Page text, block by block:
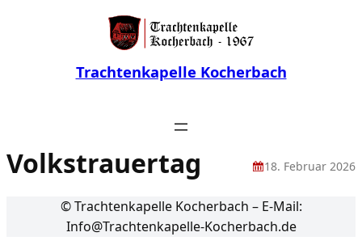
Trachtenkapelle Kocherbach
Volkstrauertag 18. Februar 2026
© Trachtenkapelle Kocherbach – E-Mail:
Info@Trachtenkapelle-Kocherbach.de